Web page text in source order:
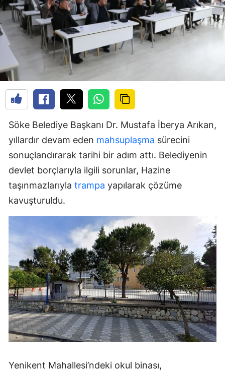
Söke Belediye Başkanı Dr. Mustafa İberya Arıkan,
yıllardır devam eden mahsuplaşma sürecini
sonuçlandırarak tarihi bir adım attı. Belediyenin
devlet borçlarıyla ilgili sorunlar, Hazine
taşınmazlarıyla trampa yapılarak çözüme
kavuşturuldu.
Yenikent Mahallesi’ndeki okul binası,